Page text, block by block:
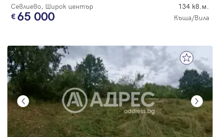
Севлиево, Широк център 134 кв.м.
65 000 Къща/Вила